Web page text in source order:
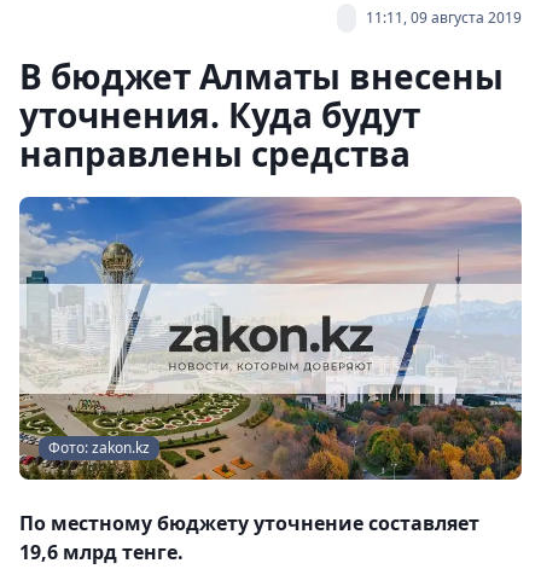
11:11, 09 августа 2019
В бюджет Алматы внесены
уточнения. Куда будут
направлены средства
Фото: zakon.kz
По местному бюджету уточнение составляет
19,6 млрд тенге.